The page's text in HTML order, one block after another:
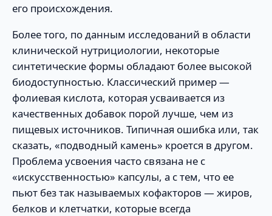
его происхождения.
Более того, по данным исследований в области
клинической нутрициологии, некоторые
синтетические формы обладают более высокой
биодоступностью. Классический пример —
фолиевая кислота, которая усваивается из
качественных добавок порой лучше, чем из
пищевых источников. Типичная ошибка или, так
сказать, «подводный камень» кроется в другом.
Проблема усвоения часто связана не с
«искусственностью» капсулы, а с тем, что ее
пьют без так называемых кофакторов — жиров,
белков и клетчатки, которые всегда